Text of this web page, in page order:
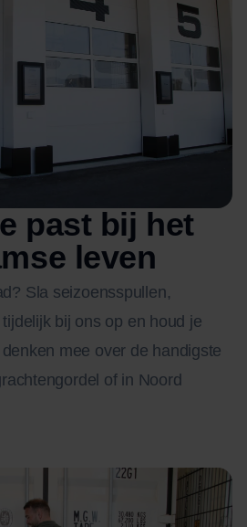
past bij het
leven
Sla seizoensspullen,
bij ons op en houd je
mee over de handigste
of in Noord